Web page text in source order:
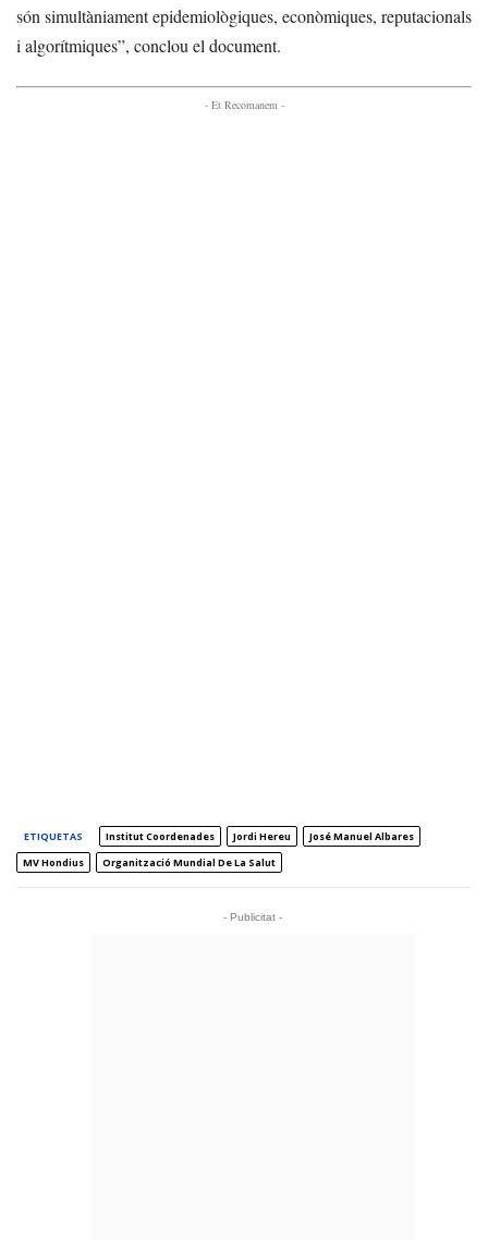
són simultàniament epidemiològiques, econòmiques, reputacionals
i algorítmiques”, conclou el document.
- Et Recomanem -
ETIQUETAS Institut Coordenades Jordi Hereu
José Manuel Albares
MV Hondius
Organització Mundial De La Salut
- Publicitat -